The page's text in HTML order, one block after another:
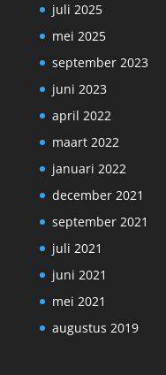
juli 2025
mei 2025
september 2023
juni 2023
april 2022
maart 2022
januari 2022
december 2021
september 2021
juli 2021
juni 2021
mei 2021
augustus 2019